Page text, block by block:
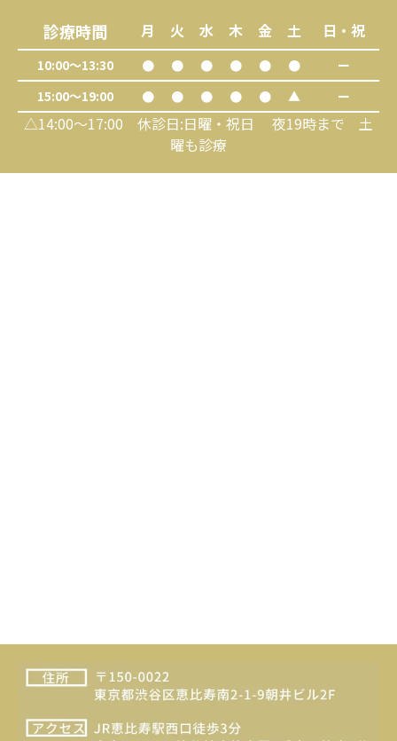
診療時間 月 火 水 木 金 土 日・祝
10:00～13:30 ● ● ● ● ● ●
ー
15:00～19:00
● ● ● ● ● ▲ ー
△14:00～17:00 休診日:日曜・祝日 夜19時まで 土
曜も診療